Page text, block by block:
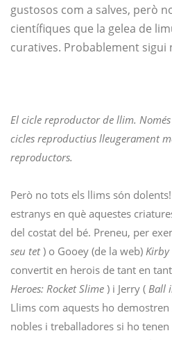
gustosos com a salves, però
científiques que la gelea de
curatives. Probablement sigui
El cicle reproductor de llim.
cicles reproductius lleugerament
reproductors.
Però no tots els llims són
estranys en què aquestes
del costat del bé. Preneu, per
seu tet) o Gooey (de la web) Kirby
convertit en herois de tant en
Heroes: Rocket Slime ) i Jerry ( Ball
Llims com aquests ho demostren
nobles i treballadores si ho